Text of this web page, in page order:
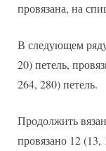
провязана, на
В следующем
20) петель,
264, 280) петель.
Продолжить
провязано 12 (13,